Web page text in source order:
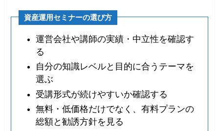
資産運用セミナーの選び方
運営会社や講師の実績・中立性を確認す
る
自分の知識レベルと目的に合うテーマを
選ぶ
受講形式が続けやすいか確認する
無料・低価格だけでなく、有料プランの
総額と勧誘方針を見る